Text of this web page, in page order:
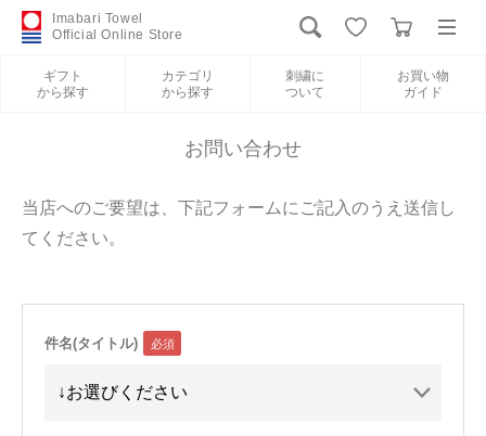
Imabari Towel
Official Online Store
ギフト
から探す
カテゴリ
から探す
刺繍に
ついて
お買い物
ガイド
新規会員登録
カテゴリから探す
お買い物ガイド
お問い合わせ
当店へのご要望は、下記フォームにご記入のうえ送信し
てください。
件名(タイトル)